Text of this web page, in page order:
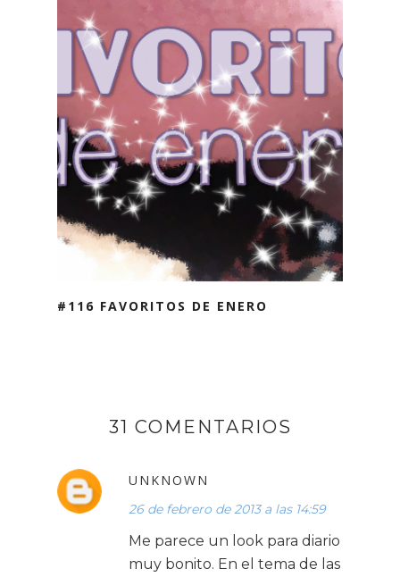
#116 FAVORITOS DE ENERO
31 COMENTARIOS
UNKNOWN
26 de febrero de 2013 a las 14:59
Me parece un look para diario
muy bonito. En el tema de las